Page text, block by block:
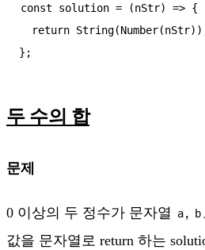
const solution = (nStr) => {
두 수의 합
문제
0 이상의 두 정수가 문자열 a, b
값을 문자열로 return 하는